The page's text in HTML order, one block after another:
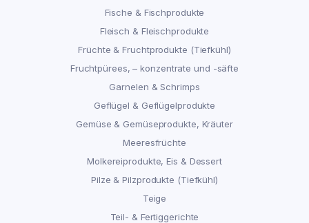
Fische & Fischprodukte
Fleisch & Fleischprodukte
Früchte & Fruchtprodukte (Tiefkühl)
Fruchtpürees, – konzentrate und -säfte
Garnelen & Schrimps
Geflügel & Geflügelprodukte
Gemüse & Gemüseprodukte, Kräuter
Meeresfrüchte
Molkereiprodukte, Eis & Dessert
Pilze & Pilzprodukte (Tiefkühl)
Teige
Teil- & Fertiggerichte